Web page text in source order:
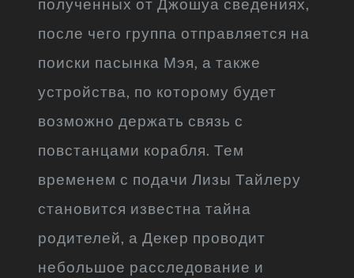
полученных от Джошуа сведениях,
после чего группа отправляется на
поиски пасынка Мэя, а также
устройства, по которому будет
возможно держать связь с
повстанцами корабля. Тем
временем с подачи Лизы Тайлеру
становится известна тайна
родителей, а Декер проводит
небольшое расследование и